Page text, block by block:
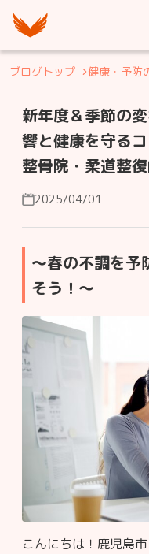
つながり整骨鍼
ブログトップ 健康・予防
新年度＆季節の
響と健康を守る
整骨院・柔道整
2025/04/01
～春の不調を予
そう！～
こんにちは！鹿児島